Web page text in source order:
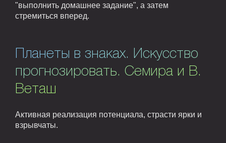
"выполнить домашнее задание", а затем
стремиться вперед.
Планеты в знаках. Искусство
прогнозировать. Семира и В.
Веташ
Активная реализация потенциала, страсти ярки и
взрывчаты.